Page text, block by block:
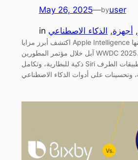
May 26, 2025—byuser
in , أجهزة, الذكاء الاصطناعي
اكتشف أبرز مزايا Apple Intelligence التي يُتوقع أن تعلن عنها
آبل خلال مؤتمر المطورين WWDC 2025، بما في ذلك إدارة
ذكية للبطارية، وتكامل Siri مع الشاشة، ودعم تطبيقات الطرف